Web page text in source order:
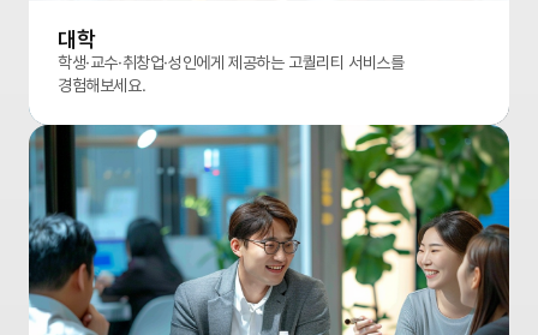
대학이미지
대학
학생·교수·취창업·성인에게 제공하는 고퀄리티 서비스를
경험해보세요.